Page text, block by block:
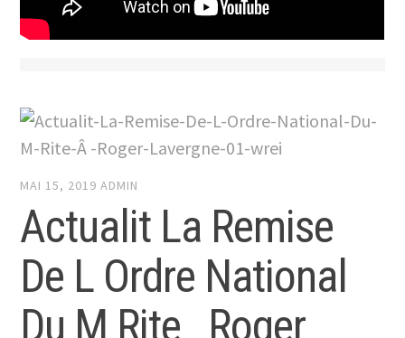
MAI 15, 2019 ADMIN
Actualit La Remise
De L Ordre National
Du M Rite Roger